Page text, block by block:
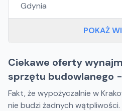
Gdynia
POKAŻ
Ciekawe oferty
sprzętu budowlanego
Fakt, że wypożyczalnie w
nie budzi żadnych